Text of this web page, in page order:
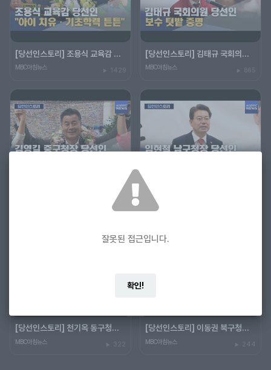
[당선인스토리] 조용식 교육감 당선인‥"아이 치유"
MBC아침뉴스
[당선인스토리] 김태규 국회의원 당선인‥"울산 발전"
MBC아침뉴스 865
[당선인스토리] 김영길 중구청장 당선인 "아이 키우기 좋은 도시"
MBC아침뉴스
[당선인스토리] 천기옥 동구청장 당선인 "동구 토박이"
MBC아침뉴스
[당선인스토리] 이동권 북구청장 당선인 "경험은 힘"
MBC아침뉴스
잘못된 접근입니다.
확인!